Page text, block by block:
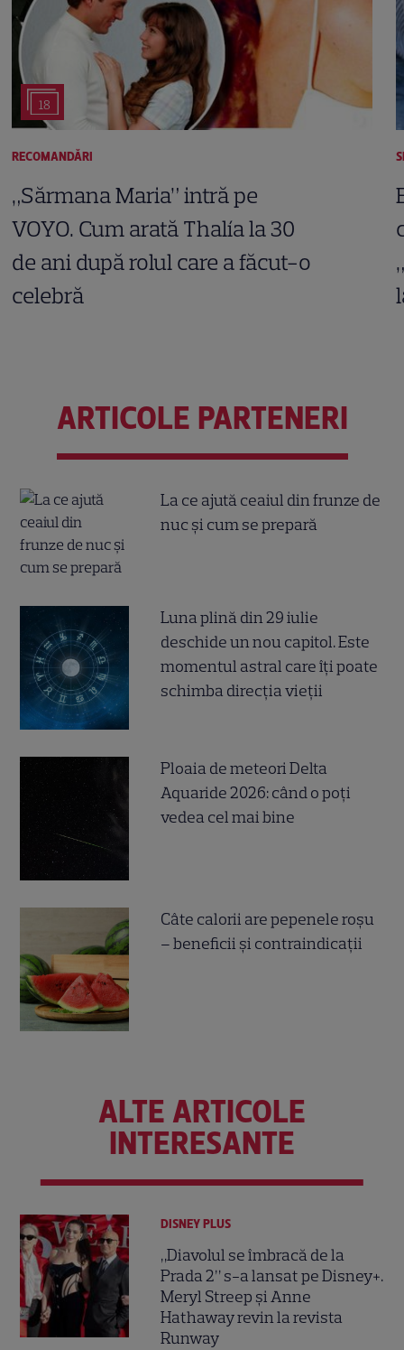
18
RECOMANDĂRI
„Sărmana Maria” intră pe
VOYO. Cum arată Thalía la 30
de ani după rolul care a făcut-o
celebră
ARTICOLE PARTENERI
La ce ajută ceaiul din frunze de
nuc și cum se prepară
Luna plină din 29 iulie
deschide un nou capitol. Este
momentul astral care îți poate
schimba direcția vieții
Ploaia de meteori Delta
Aquaride 2026: când o poți
vedea cel mai bine
Câte calorii are pepenele roșu
– beneficii și contraindicații
ALTE ARTICOLE
INTERESANTE
DISNEY PLUS
„Diavolul se îmbracă de la
Prada 2” s-a lansat pe Disney+.
Meryl Streep și Anne
Hathaway revin la revista
Runway